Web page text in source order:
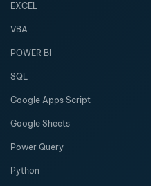
EXCEL
VBA
POWER BI
SQL
Google Apps Script
Google Sheets
Power Query
Python